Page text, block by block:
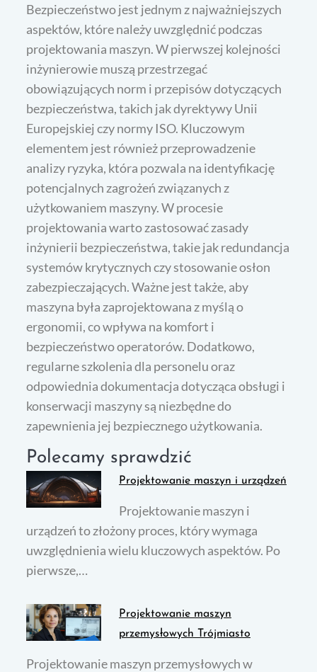
Bezpieczeństwo jest jednym z najważniejszych
aspektów, które należy uwzględnić podczas
projektowania maszyn. W pierwszej kolejności
inżynierowie muszą przestrzegać
obowiązujących norm i przepisów dotyczących
bezpieczeństwa, takich jak dyrektywy Unii
Europejskiej czy normy ISO. Kluczowym
elementem jest również przeprowadzenie
analizy ryzyka, która pozwala na identyfikację
potencjalnych zagrożeń związanych z
użytkowaniem maszyny. W procesie
projektowania warto zastosować zasady
inżynierii bezpieczeństwa, takie jak redundancja
systemów krytycznych czy stosowanie osłon
zabezpieczających. Ważne jest także, aby
maszyna była zaprojektowana z myślą o
ergonomii, co wpływa na komfort i
bezpieczeństwo operatorów. Dodatkowo,
regularne szkolenia dla personelu oraz
odpowiednia dokumentacja dotycząca obsługi i
konserwacji maszyny są niezbędne do
zapewnienia jej bezpiecznego użytkowania.
Polecamy sprawdzić
Projektowanie maszyn i urządzeń
Projektowanie maszyn i
urządzeń to złożony proces, który wymaga
uwzględnienia wielu kluczowych aspektów. Po
pierwsze,…
Projektowanie maszyn
przemysłowych Trójmiasto
Projektowanie maszyn przemysłowych w